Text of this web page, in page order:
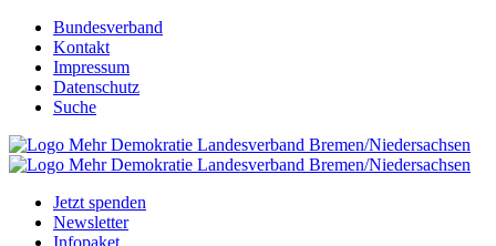
Bundesverband
Kontakt
Impressum
Datenschutz
Suche
Jetzt spenden
Newsletter
Infopaket